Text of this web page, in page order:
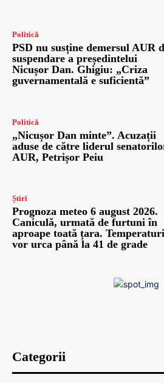
Politică
PSD nu susține demersul AUR
suspendare a președintelui
Nicușor Dan. Ghigiu: „Criza
guvernamentală e suficientă”
Politică
„Nicușor Dan minte”. Acuzații
aduse de către liderul
AUR, Petrișor Peiu
Știri
Prognoza meteo 6 august 2026.
Caniculă, urmată de furtuni în
aproape toată țara.
vor urca până la 41 de grade
Categorii